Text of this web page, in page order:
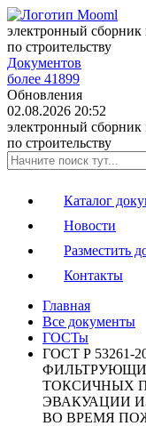
электронный
по строительству
Документов
более 41899
Обновления
02.08.2026 20:52
электронный
по строительству
Каталог
Новости
Разместить
Контакты
Главная
Все документы
ГОСТы
ГОСТ Р
ТОКСИЧНЫХ
ЭВАКУАЦИИ
ВО ВРЕМЯ